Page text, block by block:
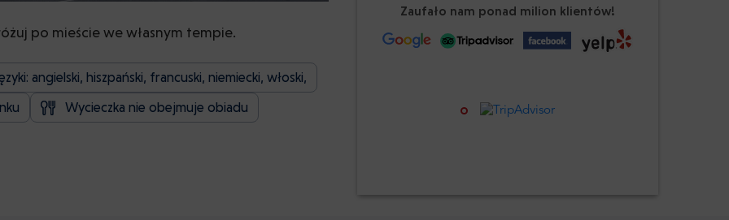
po mieście we własnym tempie.
angielski, hiszpański, francuski, niemiecki, włoski,
Wycieczka nie obejmuje obiadu
Wiek 0-12
+
Zaufało nam ponad milion klientów!